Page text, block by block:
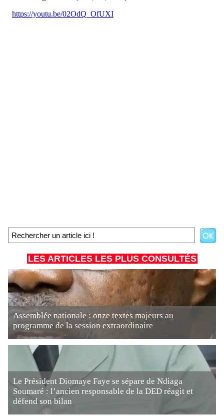
LES ARTICLES LES PLUS CONSULTÉS
Assemblée nationale : onze textes majeurs au
programme de la session extraordinaire
Le Président Diomaye Faye se sépare de Ndiaga
Soumaré : l’ancien responsable de la DED réagit et
défend son bilan